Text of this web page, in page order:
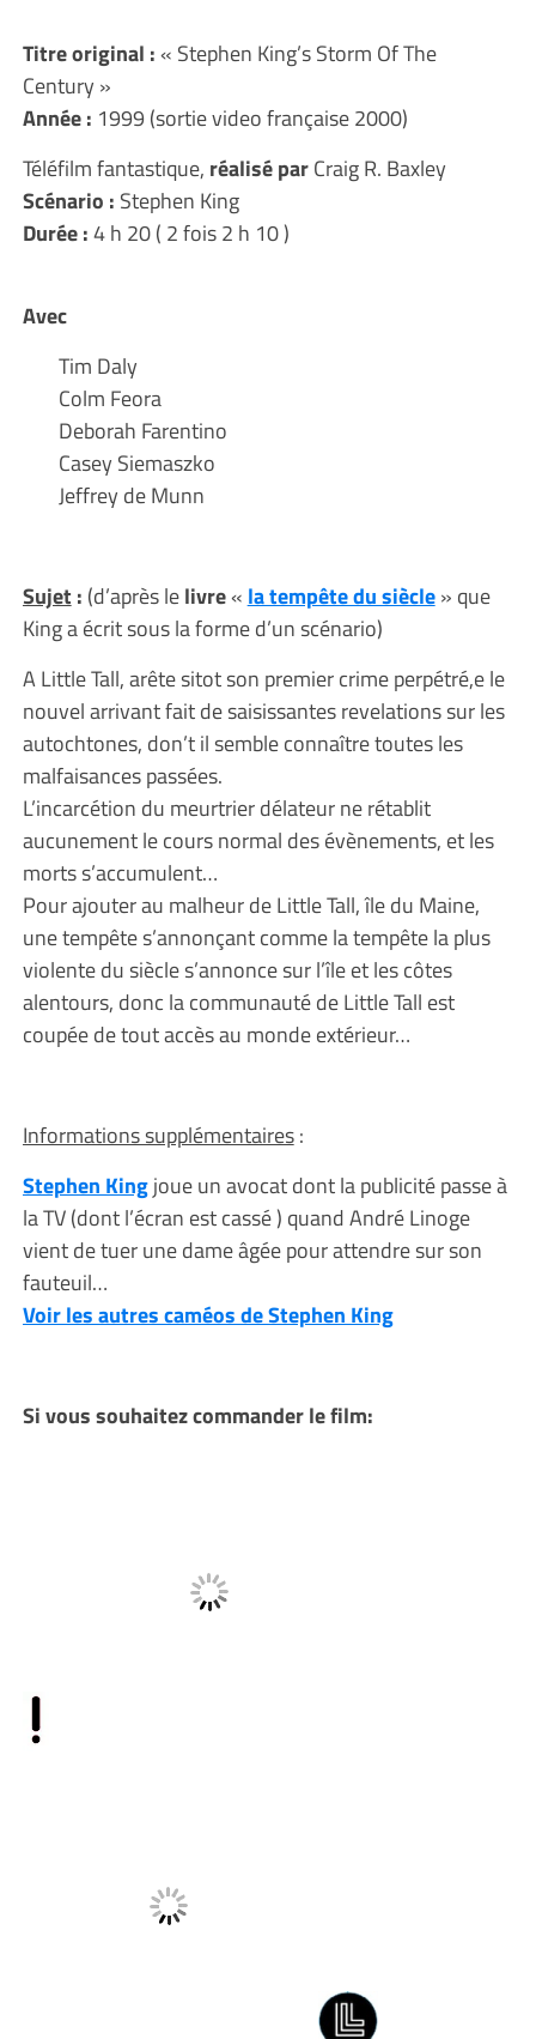
Titre original :« Stephen King’s Storm Of The
Century »
Année : 1999 (sortie video française 2000)
Téléfilm fantastique, réalisé parCraig R. Baxley
Scénario : Stephen King
Durée :4 h 20 ( 2 fois 2 h 10 )
Avec
Tim Daly
Colm Feora
Deborah Farentino
Casey Siemaszko
Jeffrey de Munn
Sujet : (d’après lelivre« la tempête du siècle» que
King a écrit sous la forme d’un scénario)
A Little Tall, arête sitot son premier crime perpétré,e le
nouvel arrivant fait de saisissantes revelations sur les
autochtones, don’t il semble connaître toutes les
malfaisances passées.
L’incarcétion du meurtrier délateur ne rétablit
aucunement le cours normal des évènements, et les
morts s’accumulent…
Pour ajouter au malheur de Little Tall, île du Maine,
une tempête s’annonçant comme la tempête la plus
violente du siècle s’annonce sur l’île et les côtes
alentours, donc la communauté de Little Tall est
coupée de tout accès au monde extérieur…
Informations supplémentaires:
Stephen Kingjoue un avocat dont la publicité passe à
la TV (dont l’écran est cassé ) quand André Linoge
vient de tuer une dame âgée pour attendre sur son
fauteuil…
Voir les autres caméos de Stephen King
Si vous souhaitez commander le film: